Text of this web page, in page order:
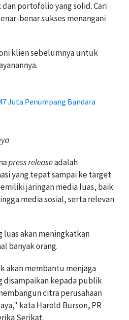
portofolio yang solid. Cari
benar sukses menangani
klien sebelumnya untuk
Juta Penumpang Bandara
press releaseadalah
yang tepat sampai ke target
jaringan media luas, baik
media sosial, serta relevan
luas akan meningkatkan
banyak orang.
akan membantu menjaga
disampaikan kepada publik
citra perusahaan
kata Harold Burson, PR
Serikat.